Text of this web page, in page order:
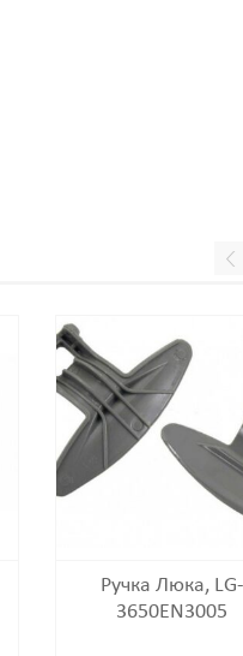
Ручка Люка, LG-
3650EN3005